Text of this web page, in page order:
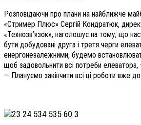
Розповідаючи про плани на найближче
«Стример Плюс» Сергій Кондратюк,
«Технозв’язок», наголошує на тому, що
бути добудовані друга і третя черги
енергонезалежними, будемо
щоб задовольнити всі потреби
— Плануємо закінчити всі ці роботи вже до